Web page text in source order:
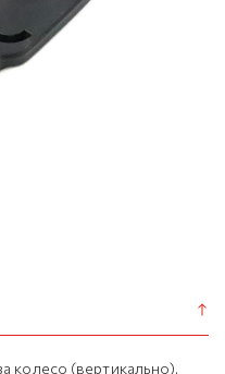
колесо (вертикально),